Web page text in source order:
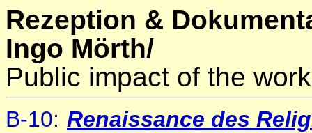
Rezeption &
Ingo Mörth/
Public impact of the
B-10: Renaissance des